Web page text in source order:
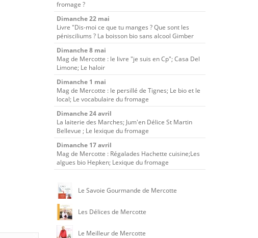
fromage ?
Dimanche 22 mai
Livre "Dis-moi ce que tu manges ? Que sont les
pénisciliums ? La boisson bio sans alcool Gimber
Dimanche 8 mai
Mag de Mercotte : le livre "je suis en Cp"; Casa Del
Limone; Le haloir
Dimanche 1 mai
Mag de Mercotte : le persillé de Tignes; Le bio et le
local; Le vocabulaire du fromage
Dimanche 24 avril
La laiterie des Marches; Jum'en Délice St Martin
Bellevue ; Le lexique du fromage
Dimanche 17 avril
Mag de Mercotte : Régalades Hachette cuisine;Les
algues bio Hepken; Lexique du fromage
Le Savoie Gourmande de Mercotte
Les Délices de Mercotte
Le Meilleur de Mercotte